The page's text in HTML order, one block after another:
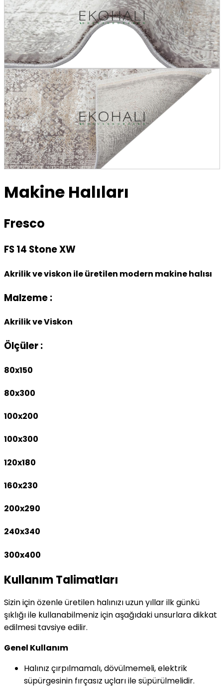
Makine Halıları
Fresco
FS 14 Stone XW
Akrilik ve viskon ile üretilen modern makine halısı
Malzeme :
Akrilik ve Viskon
Ölçüler :
80x150
80x300
100x200
100x300
120x180
160x230
200x290
240x340
300x400
Kullanım Talimatları
Sizin için özenle üretilen halınızı uzun yıllar ilk günkü
şıklığı ile kullanabilmeniz için aşağıdaki unsurlara dikkat
edilmesi tavsiye edilir.
Genel Kullanım
Halınız çırpılmamalı, dövülmemeli, elektrik
süpürgesinin fırçasız uçları ile süpürülmelidir.